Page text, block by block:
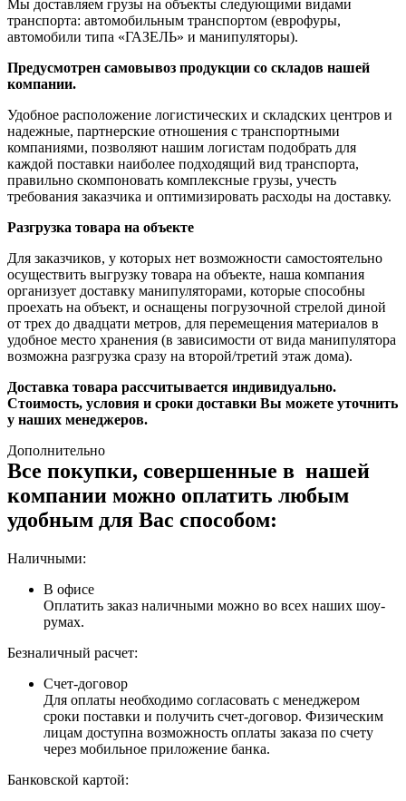
Мы доставляем грузы на объекты следующими видами
транспорта: автомобильным транспортом (еврофуры,
автомобили типа «ГАЗЕЛЬ» и манипуляторы).
Предусмотрен самовывоз продукции со складов нашей
компании.
Удобное расположение логистических и складских центров и
надежные, партнерские отношения с транспортными
компаниями, позволяют нашим логистам подобрать для
каждой поставки наиболее подходящий вид транспорта,
правильно скомпоновать комплексные грузы, учесть
требования заказчика и оптимизировать расходы на доставку.
Разгрузка товара на объекте
Для заказчиков, у которых нет возможности самостоятельно
осуществить выгрузку товара на объекте, наша компания
организует доставку манипуляторами, которые способны
проехать на объект, и оснащены погрузочной стрелой диной
от трех до двадцати метров, для перемещения материалов в
удобное место хранения (в зависимости от вида манипулятора
возможна разгрузка сразу на второй/третий этаж дома).
Доставка товара рассчитывается индивидуально.
Стоимость, условия и сроки доставки Вы можете уточнить
у наших менеджеров.
Дополнительно
Все покупки, совершенные в нашей
компании можно оплатить любым
удобным для Вас способом:
Наличными:
В офисе
Оплатить заказ наличными можно во всех наших шоу-
румах.
Безналичный расчет:
Счет-договор
Для оплаты необходимо согласовать с менеджером
сроки поставки и получить счет-договор. Физическим
лицам доступна возможность оплаты заказа по счету
через мобильное приложение банка.
Банковской картой: